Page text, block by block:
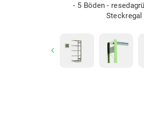
- 5 Böden -
Steckregal
Previous